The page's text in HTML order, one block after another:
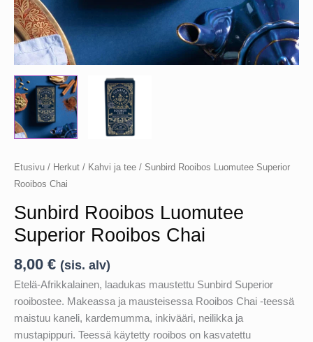
Etusivu / Herkut / Kahvi ja tee / Sunbird Rooibos Luomutee Superior
Rooibos Chai
Sunbird Rooibos Luomutee
Superior Rooibos Chai
8,00 € (sis. alv)
Etelä-Afrikkalainen, laadukas maustettu Sunbird Superior
rooibostee. Makeassa ja mausteisessa Rooibos Chai -teessä
maistuu kaneli, kardemumma, inkivääri, neilikka ja
mustapippuri. Teessä käytetty rooibos on kasvatettu